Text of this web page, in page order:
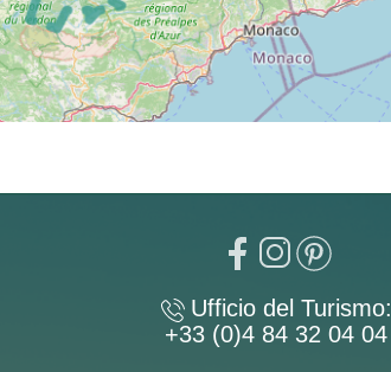
Ufficio del Turismo:
+33 (0)4 84 32 04 04